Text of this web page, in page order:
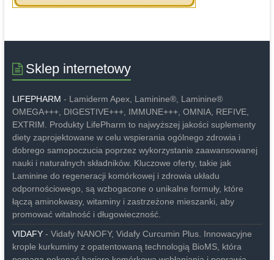
Sklep internetowy
LIFEPHARM - Lamiderm Apex, Laminine®, Laminine®
OMEGA+++, DIGESTIVE+++, IMMUNE+++, OMNIA, REFIVE,
EXTRIM. Produkty LifePharm to najwyższej jakości suplementy
diety zaprojektowane w celu wspierania ogólnego zdrowia i
dobrego samopoczucia poprzez wykorzystanie zaawansowanej
nauki i naturalnych składników. Kluczowe oferty, takie jak
Laminine do regeneracji komórkowej i zdrowia układu
odpornościowego, są wzbogacone o unikalne formuły, które
łączą aminokwasy, witaminy i zastrzeżone mieszanki, aby
promować witalność i długowieczność.
VIDAFY- Vidafy NANOFY, Vidafy Curcumin Plus. Innowacyjne
krople kurkuminy z opatentowaną technologią BioMS, która